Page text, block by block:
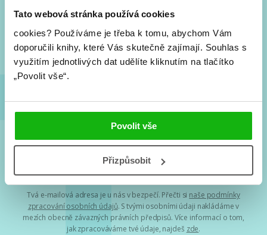
Tato webová stránka používá cookies
cookies? Používáme je třeba k tomu, abychom Vám
doporučili knihy, které Vás skutečně zajímají. Souhlas s
využitím jednotlivých dat udělíte kliknutím na tlačítko
„Povolit vše“.
Povolit vše
Přizpůsobit
Nové knihy, co se chystá, kvízy, soutěže, autoři, filmové
a seriálové adaptace a další.
Souhlasím spodmínkami zpracování osobních údajů
Tvá e-mailová adresa je u nás v bezpečí. Přečti si naše podmínky
zpracování osobních údajů. S tvými osobními údaji nakládáme v
mezích obecně závazných právních předpisů. Více informací o tom,
jak zpracováváme tvé údaje, najdeš zde.